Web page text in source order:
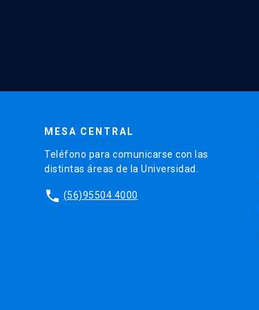
MESA CENTRAL
Teléfono para comunicarse con las
distintas áreas de la Universidad.
phone (56)95504 4000